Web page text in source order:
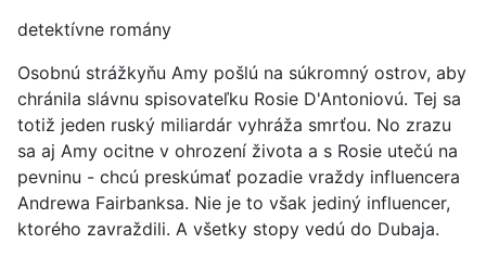
detektívne romány
Osobnú strážkyňu Amy pošlú na súkromný ostrov, aby
chránila slávnu spisovateľku Rosie D'Antoniovú. Tej sa
totiž jeden ruský miliardár vyhráža smrťou. No zrazu
sa aj Amy ocitne v ohrození života a s Rosie utečú na
pevninu - chcú preskúmať pozadie vraždy influencera
Andrewa Fairbanksa. Nie je to však jediný influencer,
ktorého zavraždili. A všetky stopy vedú do Dubaja.